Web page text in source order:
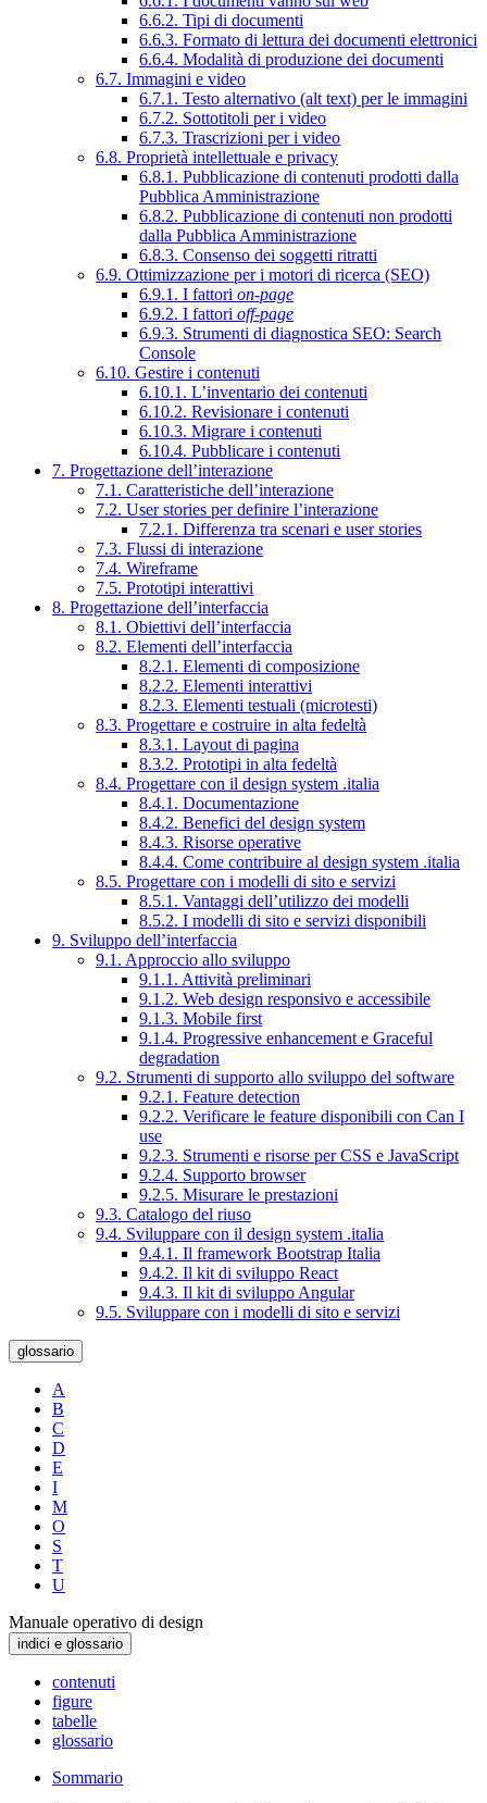
6.6.2. Tipi di documenti
6.6.3. Formato di lettura dei documenti elettronici
6.6.4. Modalità di produzione dei documenti
6.7. Immagini e video
6.7.1. Testo alternativo (alt text) per le immagini
6.7.2. Sottotitoli per i video
6.7.3. Trascrizioni per i video
6.8. Proprietà intellettuale e privacy
6.8.1. Pubblicazione di contenuti prodotti dalla
Pubblica Amministrazione
6.8.2. Pubblicazione di contenuti non prodotti
dalla Pubblica Amministrazione
6.8.3. Consenso dei soggetti ritratti
6.9. Ottimizzazione per i motori di ricerca (SEO)
6.9.1. I fattori on-page
6.9.2. I fattori off-page
6.9.3. Strumenti di diagnostica SEO: Search
Console
6.10. Gestire i contenuti
6.10.1. L’inventario dei contenuti
6.10.2. Revisionare i contenuti
6.10.3. Migrare i contenuti
6.10.4. Pubblicare i contenuti
7. Progettazione dell’interazione
7.1. Caratteristiche dell’interazione
7.2. User stories per definire l’interazione
7.2.1. Differenza tra scenari e user stories
7.3. Flussi di interazione
7.4. Wireframe
7.5. Prototipi interattivi
8. Progettazione dell’interfaccia
8.1. Obiettivi dell’interfaccia
8.2. Elementi dell’interfaccia
8.2.1. Elementi di composizione
8.2.2. Elementi interattivi
8.2.3. Elementi testuali (microtesti)
8.3. Progettare e costruire in alta fedeltà
8.3.1. Layout di pagina
8.3.2. Prototipi in alta fedeltà
8.4. Progettare con il design system .italia
8.4.1. Documentazione
8.4.2. Benefici del design system
8.4.3. Risorse operative
8.4.4. Come contribuire al design system .italia
8.5. Progettare con i modelli di sito e servizi
8.5.1. Vantaggi dell’utilizzo dei modelli
8.5.2. I modelli di sito e servizi disponibili
9. Sviluppo dell’interfaccia
9.1. Approccio allo sviluppo
9.1.1. Attività preliminari
9.1.2. Web design responsivo e accessibile
9.1.3. Mobile first
9.1.4. Progressive enhancement e Graceful
degradation
9.2. Strumenti di supporto allo sviluppo del software
9.2.1. Feature detection
9.2.2. Verificare le feature disponibili con Can I
use
9.2.3. Strumenti e risorse per CSS e JavaScript
9.2.4. Supporto browser
9.2.5. Misurare le prestazioni
9.3. Catalogo del riuso
9.4. Sviluppare con il design system .italia
9.4.1. Il framework Bootstrap Italia
9.4.2. Il kit di sviluppo React
9.4.3. Il kit di sviluppo Angular
9.5. Sviluppare con i modelli di sito e servizi
glossario
A
B
C
D
E
I
M
O
S
T
U
Manuale operativo di design
indici e glossario
contenuti
figure
tabelle
glossario
Sommario